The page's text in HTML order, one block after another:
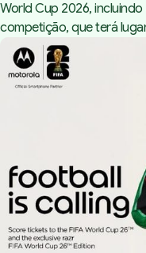
World Cup 2026,
competição, que terá